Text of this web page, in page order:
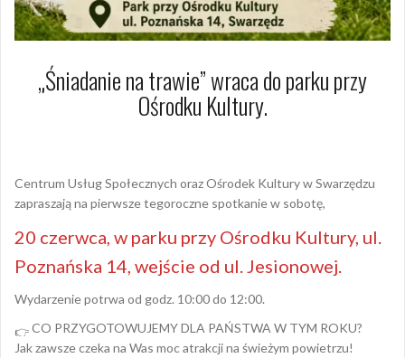
„Śniadanie na trawie” wraca do parku przy
Ośrodku Kultury.
Centrum Usług Społecznych oraz Ośrodek Kultury w Swarzędzu
zapraszają na pierwsze tegoroczne spotkanie w sobotę,
20 czerwca, w parku przy Ośrodku Kultury, ul.
Poznańska 14, wejście od ul. Jesionowej.
Wydarzenie potrwa od godz. 10:00 do 12:00.
CO PRZYGOTOWUJEMY DLA PAŃSTWA W TYM ROKU?
Jak zawsze czeka na Was moc atrakcji na świeżym powietrzu!